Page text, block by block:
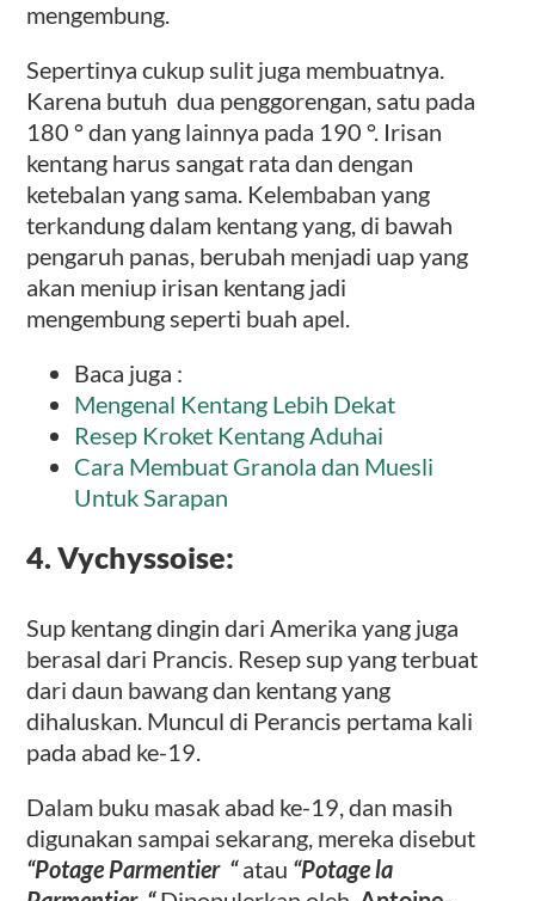
mengembung.
Sepertinya cukup sulit juga membuatnya.
Karena butuh dua penggorengan, satu pada
180 ° dan yang lainnya pada 190 °. Irisan
kentang harus sangat rata dan dengan
ketebalan yang sama. Kelembaban yang
terkandung dalam kentang yang, di bawah
pengaruh panas, berubah menjadi uap yang
akan meniup irisan kentang jadi
mengembung seperti buah apel.
Baca juga :
Mengenal Kentang Lebih Dekat
Resep Kroket Kentang Aduhai
Cara Membuat Granola dan Muesli
Untuk Sarapan
4. Vychyssoise:
Sup kentang dingin dari Amerika yang juga
berasal dari Prancis. Resep sup yang terbuat
dari daun bawang dan kentang yang
dihaluskan. Muncul di Perancis pertama kali
pada abad ke-19.
Dalam buku masak abad ke-19, dan masih
digunakan sampai sekarang, mereka disebut
“Potage Parmentier “atau “Potage la